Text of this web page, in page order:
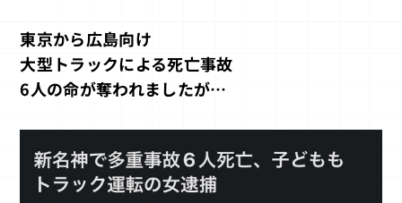
東京から広島向け
大型トラックによる死亡事故
6人の命が奪われましたが…